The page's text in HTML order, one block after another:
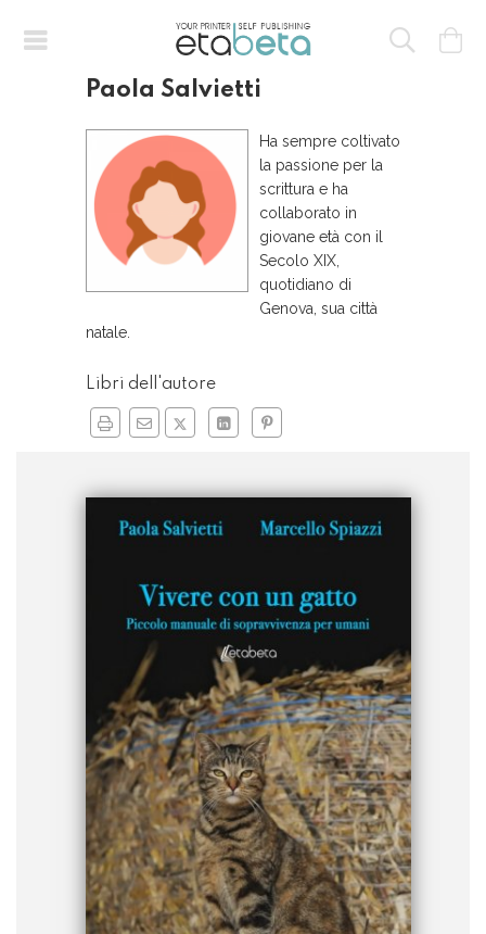
Paola Salvietti
Ha sempre coltivato
la passione per la
scrittura e ha
collaborato in
giovane età con il
Secolo XIX,
quotidiano di
Genova, sua città
natale.
Libri dell'autore